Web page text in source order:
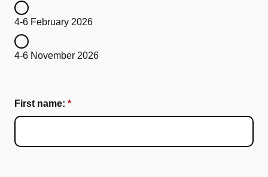
4-6 February 2026
4-6 November 2026
First name: